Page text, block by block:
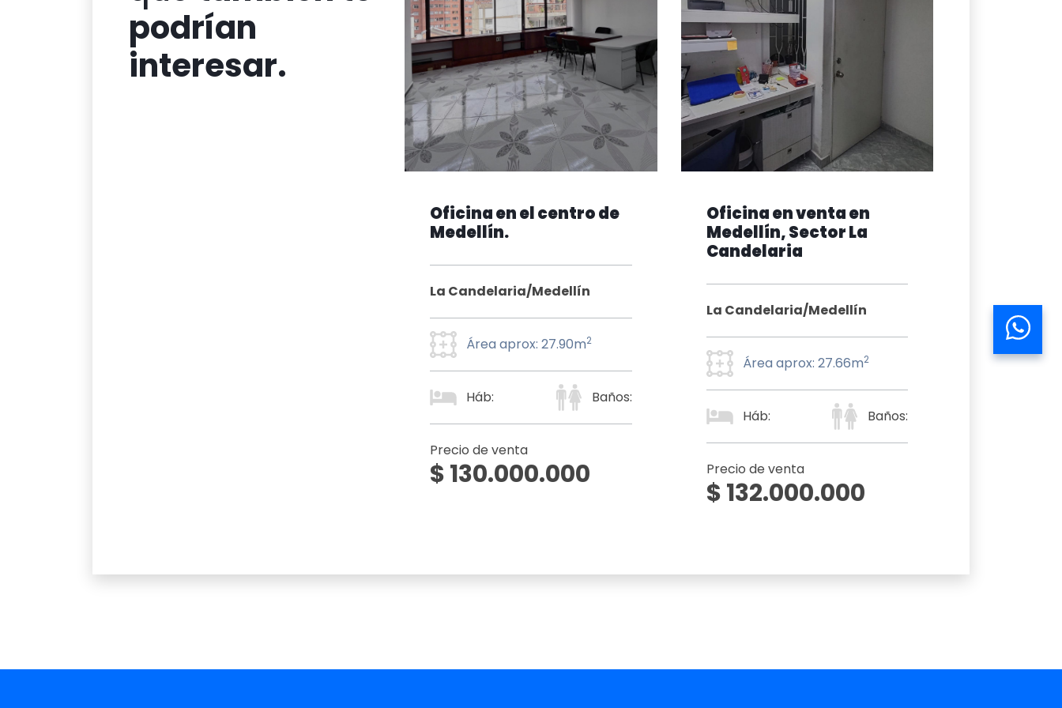
podrían
interesar.
Oficina en el centro de
Medellín.
La Candelaria/Medellín
Área aprox: 27.90m2
Háb: Baños:
Precio de venta
$ 130.000.000
Oficina en venta en
Medellín, Sector La
Candelaria
La Candelaria/Medellín
Área aprox: 27.66m2
Háb: Baños:
Precio de venta
$ 132.000.000